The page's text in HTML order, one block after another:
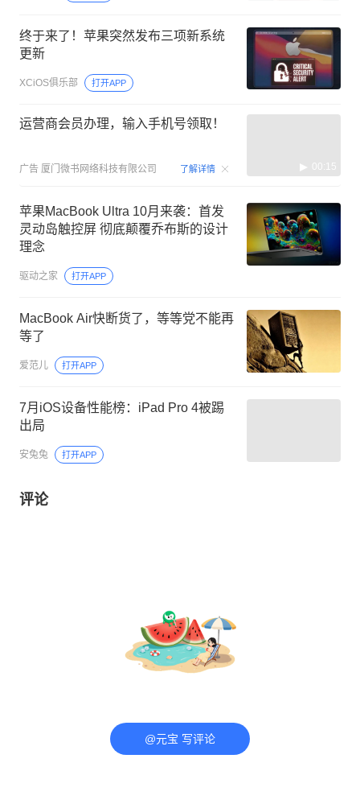
终于来了！苹果突然发布三项新系统
更新
XCiOS俱乐部 打开APP
运营商会员办理，输入手机号领取！
广告 厦门微书网络科技有限公司 了解详情 00:15
苹果MacBook Ultra 10月来袭：首发
灵动岛触控屏 彻底颠覆乔布斯的设计
理念
驱动之家 打开APP
MacBook Air快断货了，等等党不能再
等了
爱范儿 打开APP
7月iOS设备性能榜：iPad Pro 4被踢
出局
安兔兔 打开APP
评论
@元宝 写评论